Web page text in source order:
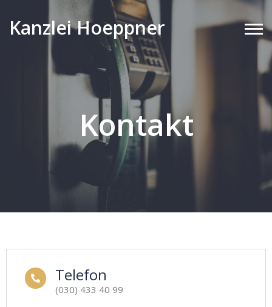
Kanzlei Hoeppner
Kontakt
Telefon
(030) 433 40 99